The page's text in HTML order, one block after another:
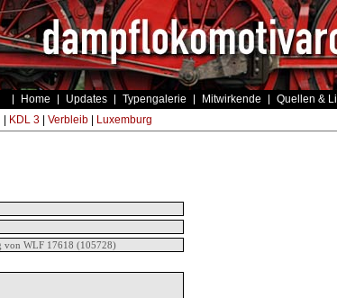
Home Updates Typengalerie Mitwirkende Quellen &
KDL 3| Verbleib| Luxemburg